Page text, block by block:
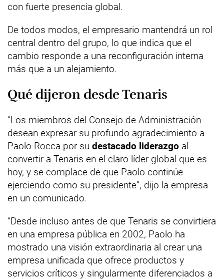
con fuerte presencia global.
De todos modos, el empresario mantendrá un rol
central dentro del grupo, lo que indica que el
cambio responde a una reconfiguración interna
más que a un alejamiento.
Qué dijeron desde Tenaris
“Los miembros del Consejo de Administración
desean expresar su profundo agradecimiento a
Paolo Rocca por su destacado liderazgo al
convertir a Tenaris en el claro líder global que es
hoy, y se complace de que Paolo continúe
ejerciendo como su presidente”, dijo la empresa
en un comunicado.
“Desde incluso antes de que Tenaris se convirtiera
en una empresa pública en 2002, Paolo ha
mostrado una visión extraordinaria al crear una
empresa unificada que ofrece productos y
servicios críticos y singularmente diferenciados a